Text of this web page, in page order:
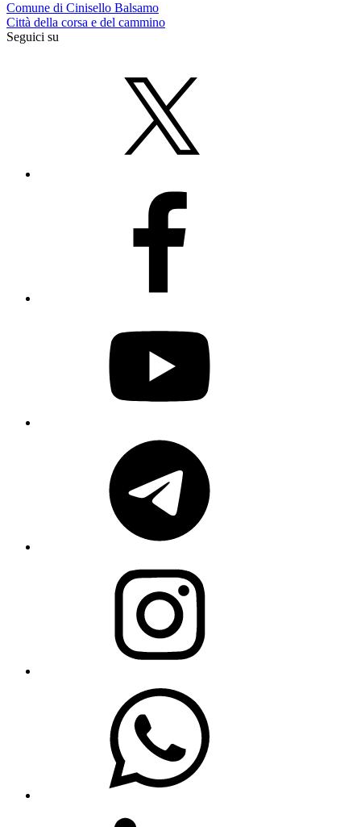
Comune di Cinisello Balsamo
Città della corsa e del cammino
Seguici su